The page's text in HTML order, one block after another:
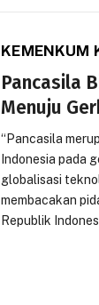
KEMENKUM
Pancasila
Menuju
“Pancasila
Indonesia pada
globalisasi
membacakan
Republik